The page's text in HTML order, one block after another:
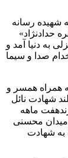
شهیده رسانه
حدادنژاد»
بندرانزلی به دنیا آمد و
صدا و سیما
همراه همسر و
شهادت نائل
ماهه
میدان محسنی
به شهادت